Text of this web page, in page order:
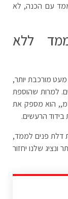
עם הכנה, לא
ללא
מורכבת יותר,
למרות שהוספת
את גודל החדר בערך בכ-10 ס”מ,, הוא מספק את
הרעשים.
דלת פנים לממד,
שלנו יחזור